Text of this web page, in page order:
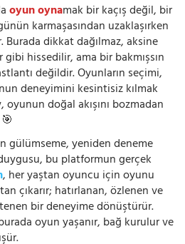
oyun oynamak bir kaçış değil, bir
karmaşasından uzaklaşırken
dikkat dağılmaz, aksine
hissedilir, ama bir bakmışsın
değildir. Oyunların seçimi,
deneyimini kesintisiz kılmak
doğal akışını bozmadan
gülümseme, yeniden deneme
bu platformun gerçek
, her yaştan oyuncu için oyunu
çıkarır; hatırlanan, özlenen ve
bir deneyime dönüştürür.
oyun yaşanır, bağ kurulur ve